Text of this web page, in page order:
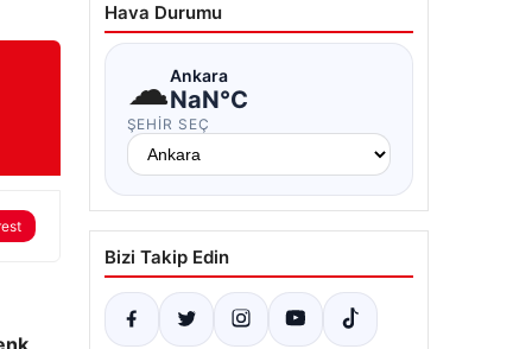
Hava Durumu
☁Ankara
NaN°C
ŞEHIR SEÇ
Bizi Takip Edin